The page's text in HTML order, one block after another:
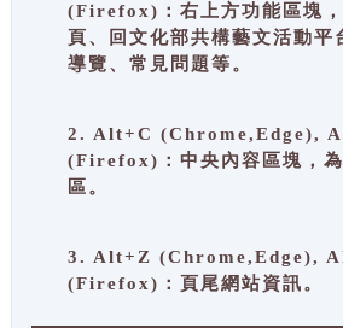
(Firefox)：右上方功能區塊
頁、回文化部共構藝文活動平
導覽、常見問題等。
2. Alt+C (Chrome,Edge),
(Firefox)：中央內容區塊，
區。
3. Alt+Z (Chrome,Edge),
(Firefox)：頁尾網站資訊。